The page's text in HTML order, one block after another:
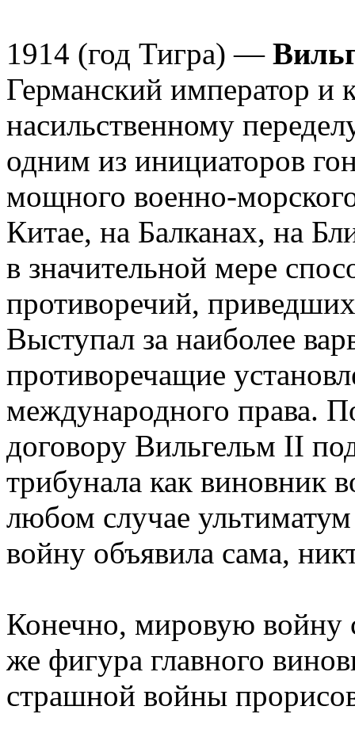
1914 (год Тигра) —
Германский император и
насильственному
одним из инициаторов
мощного военно-
Китае, на Балканах, на
в значительной мере
противоречий,
Выступал за наиболее
противоречащие
международного права.
договору Вильгельм II
трибунала как виновник
любом случае
войну объявила сама,
Конечно, мировую войну
же фигура главного
страшной войны